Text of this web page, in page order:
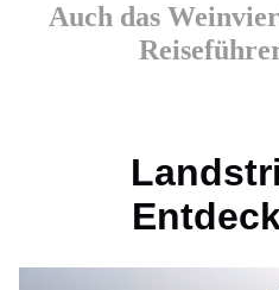
Auch das